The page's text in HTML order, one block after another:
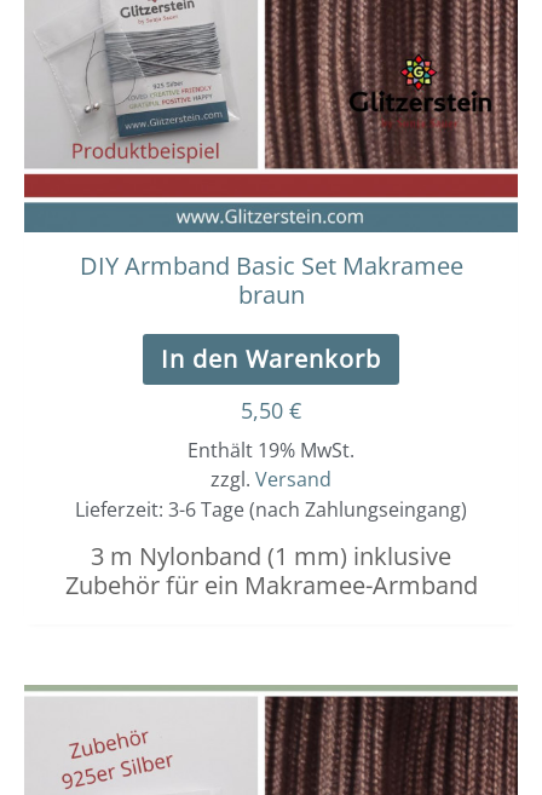
DIY Armband Basic Set Makramee
braun
In den Warenkorb
5,50 €
Enthält 19% MwSt.
zzgl. Versand
Lieferzeit: 3-6 Tage (nach Zahlungseingang)
3 m Nylonband (1 mm) inklusive
Zubehör für ein Makramee-Armband